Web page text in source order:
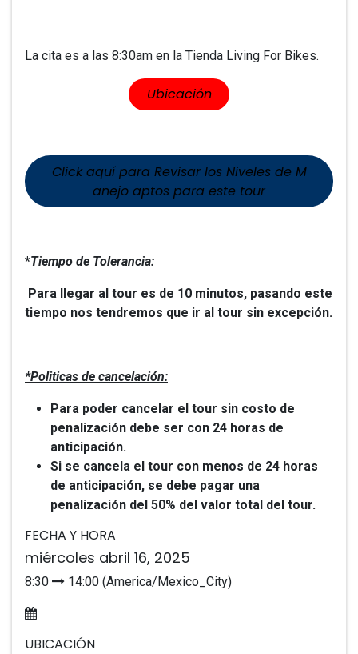
La cita es a las 8:30am en la Tienda Living For Bikes.
​​U​​bicación
Click aquí para Revisar los​​ Niveles de M​​​​​​
anejo aptos para este tour
*Tiempo de Tolerancia:
Para llegar al tour es de 10 minutos, pasando este
tiempo nos tendremos que ir al tour sin excepción.
*Politicas de cancelación:
Para poder cancelar el tour sin costo de
penalización debe ser con 24 horas de
anticipación.
Si se cancela el tour con menos de 24 horas
de anticipación, se debe pagar una
penalización del 50% del valor total del tour.
FECHA Y HORA
miércoles abril 16, 2025
8:30 14:00 (America/Mexico_City)
UBICACIÓN